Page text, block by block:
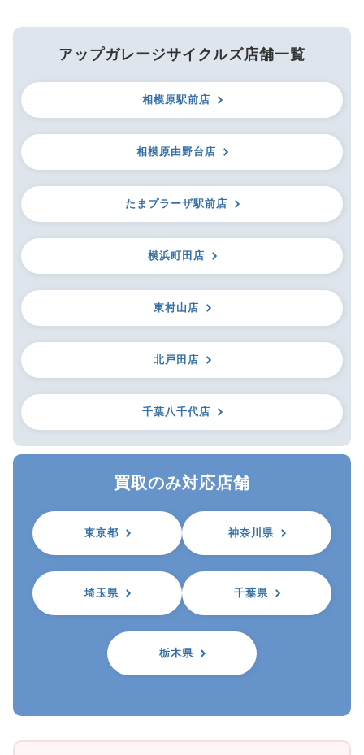
アップガレージサイクルズ店舗一覧
相模原駅前店
相模原由野台店
たまプラーザ駅前店
横浜町田店
東村山店
北戸田店
千葉八千代店
買取のみ対応店舗
東京都 神奈川県
埼玉県 千葉県
栃木県